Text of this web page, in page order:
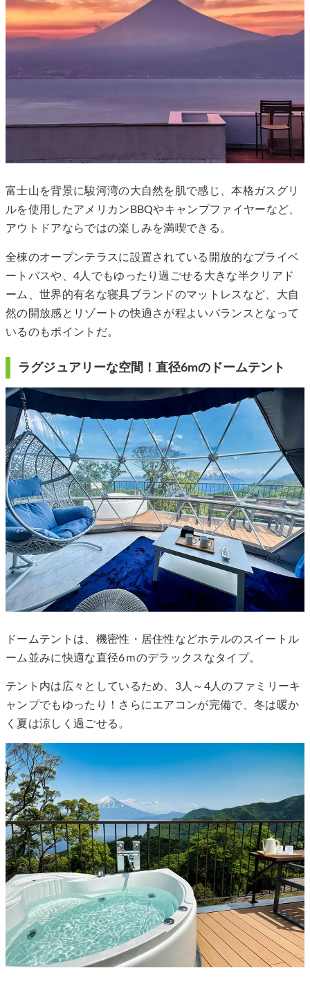
富士山を背景に駿河湾の大自然を肌で感じ、本格ガスグリ
ルを使用したアメリカンBBQやキャンプファイヤーなど、
アウトドアならではの楽しみを満喫できる。
全棟のオープンテラスに設置されている開放的なプライベ
ートバスや、4人でもゆったり過ごせる大きな半クリアド
ーム、世界的有名な寝具ブランドのマットレスなど、大自
然の開放感とリゾートの快適さが程よいバランスとなって
いるのもポイントだ。
ラグジュアリーな空間！直径6mのドームテント
ドームテントは、機密性・居住性などホテルのスイートル
ーム並みに快適な直径6ｍのデラックスなタイプ。
テント内は広々としているため、3人～4人のファミリーキ
ャンプでもゆったり！さらにエアコンが完備で、冬は暖か
く夏は涼しく過ごせる。